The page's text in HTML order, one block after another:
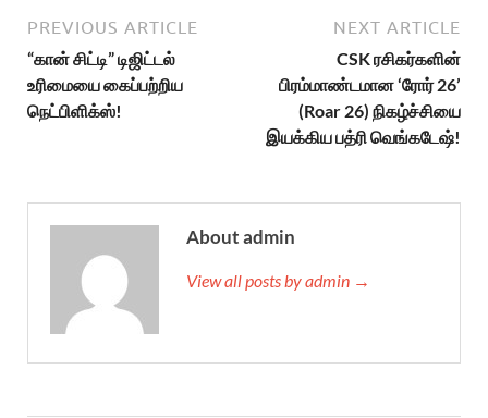
PREVIOUS ARTICLE
“கான் சிட்டி” டிஜிட்டல்
உரிமையை கைப்பற்றிய
நெட்பிளிக்ஸ்!
NEXT ARTICLE
CSK ரசிகர்களின்
பிரம்மாண்டமான ‘ரோர் 26’
(Roar 26) நிகழ்ச்சியை
இயக்கிய பத்ரி வெங்கடேஷ்!
About admin
View all posts by admin →